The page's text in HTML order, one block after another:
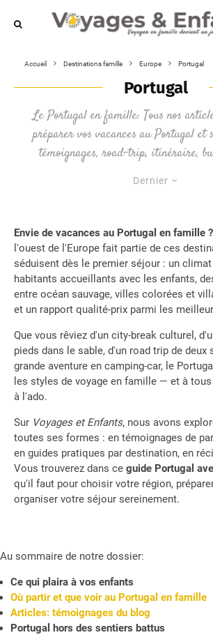
Accueil Destinations famille Europe Portugal
Portugal
Le Portugal en famille: Tous nos
préparer vos vacances au Portugal et
témoignages, road-trip, itinéraire,
Dernier
Envie de vacances au Portugal en famille ?
l'ouest de l'Europe fait partie de ces
séduisent dès le premier séjour : un climat
habitants accueillants avec les enfants,
entre océan sauvage, villes colorées et
et un rapport qualité-prix parmi les
Que vous rêviez d'un city-break culturel,
pieds dans le sable, d'un road trip de deux
grande aventure en camping-car, le
les styles de voyage en famille — et à
à l'ado.
Sur Voyages et Enfants, nous avons
toutes ses formes : en témoignages de
en guides pratiques par destination, en
Vous trouverez dans ce guide Portugal
qu'il faut pour choisir votre région,
organiser votre séjour sereinement.
Au sommaire de notre dossier:
Ce qui plaira à vos enfants
Où partir et que voir au Portugal en famille
Articles: témoignages du blog
Portugal hors des sentiers battus